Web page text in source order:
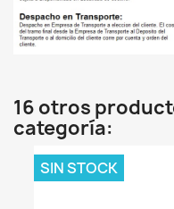
16 otros
categoría:
SIN STOCK